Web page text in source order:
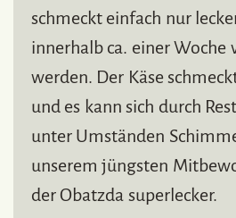
schmeckt einfach nur
innerhalb ca. einer Woche
werden. Der Käse
und es kann sich durch
unter Umständen
unserem jüngsten
der Obatzda superlecker.